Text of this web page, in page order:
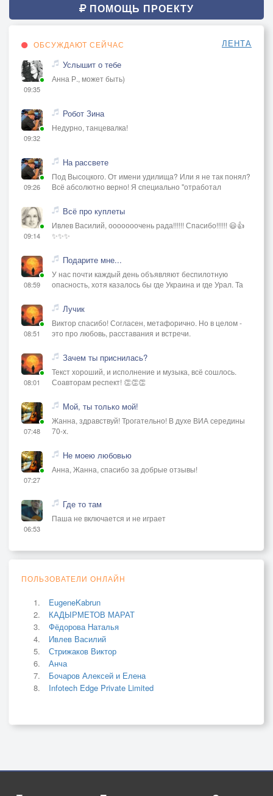
ПОМОЩЬ ПРОЕКТУ
ОБСУЖДАЮТ СЕЙЧАС ЛЕНТА
09:35
Услышит о тебе
Анна Р., может быть)
09:32
Робот Зина
Недурно, танцевалка!
09:26
На рассвете
Под Высоцкого. От имени удилища? Или я не так понял?
Всё абсолютно верно! Я специально "отработал
09:14
Всё про куплеты
Ивлев Василий, ооооооочень рада!!!!!! Спасибо!!!!!! 😃👍
✨✨✨
08:59
Подарите мне...
У нас почти каждый день объявляют беспилотную
опасность, хотя казалось бы где Украина и где Урал. Та
08:51
Лучик
Виктор спасибо! Согласен, метафорично. Но в целом -
это про любовь, расставания и встречи.
08:01
Зачем ты приснилась?
Текст хороший, и исполнение и музыка, всё сошлось.
Соавторам респект! 👏👏👏
07:48
Мой, ты только мой!
Жанна, здравствуй! Трогательно! В духе ВИА середины
70-х.
07:27
Не моею любовью
Анна, Жанна, спасибо за добрые отзывы!
06:53
Где то там
Паша не включается и не играет
ПОЛЬЗОВАТЕЛИ ОНЛАЙН
EugeneKabrun
КАДЫРМЕТОВ МАРАТ
Фёдорова Наталья
Ивлев Василий
Стрижаков Виктор
Анча
Бочаров Алексей и Елена
Infotech Edge Private Limited